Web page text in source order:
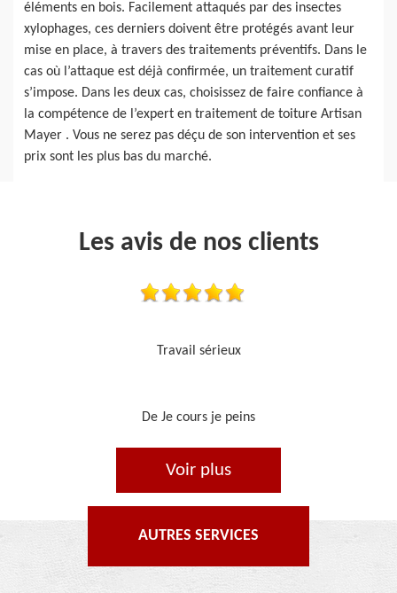
éléments en bois. Facilement attaqués par des insectes
xylophages, ces derniers doivent être protégés avant leur
mise en place, à travers des traitements préventifs. Dans le
cas où l’attaque est déjà confirmée, un traitement curatif
s’impose. Dans les deux cas, choisissez de faire confiance à
la compétence de l’expert en traitement de toiture Artisan
Mayer . Vous ne serez pas déçu de son intervention et ses
prix sont les plus bas du marché.
Les avis de nos clients
Je recommande, top !!
De Ornella
Voir plus
AUTRES SERVICES